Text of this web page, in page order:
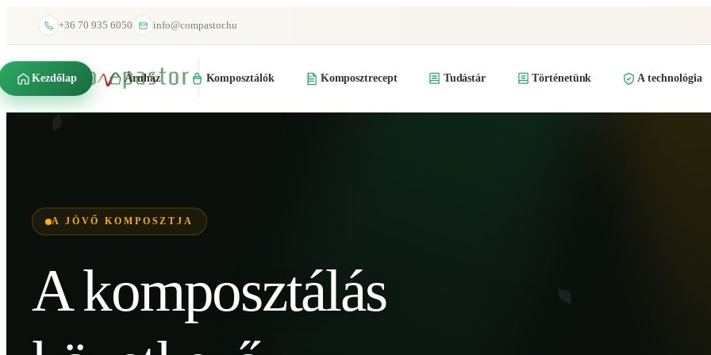
+36 70 935 6050 info@compastor.hu
Kezdőlap Áruház Komposztálók Komposztrecept Tudástár Történetünk A technológia
A JÖVŐ KOMPOSZTJA
A komposztálás